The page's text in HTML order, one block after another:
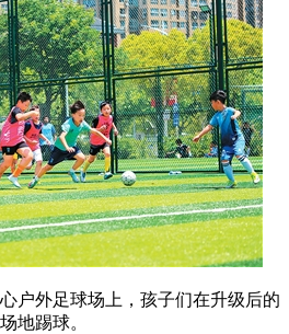
外足球场上，孩子们在升级后的
场地踢球。